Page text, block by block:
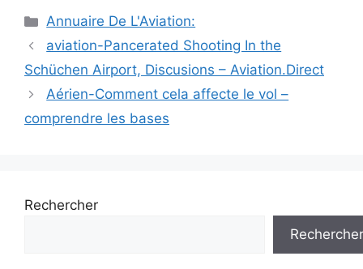
Catégories
Annuaire De L'Aviation:
Navigation
des
aviation-Pancerated Shooting In the
Schüchen Airport, Discusions – Aviation.Direct
Aérien-Comment cela affecte le vol –
comprendre les bases
Rechercher
Rechercher